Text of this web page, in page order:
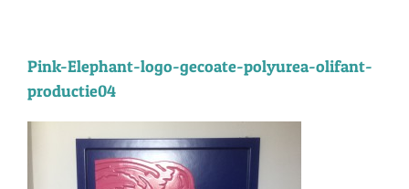
Pink-Elephant-logo-gecoate-polyurea-olifant-
productie04